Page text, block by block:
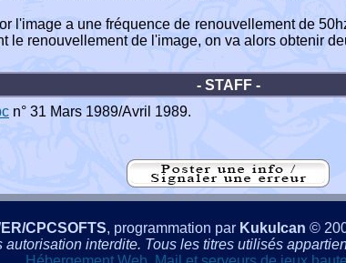
l'image a une fréquence de renouvellement de
le renouvellement de l'image, on va alors obtenir
- STAFF -
n° 31 Mars 1989/Avril 1989.
CPCSOFTS, programmation par Kukulcan ©
autorisation interdite. Tous les titres utilisés